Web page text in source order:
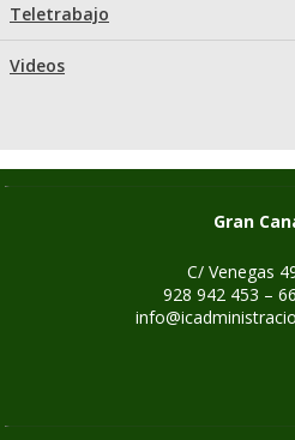
Teletrabajo
Videos
Gran
C/ Venegas
928 942 453 –